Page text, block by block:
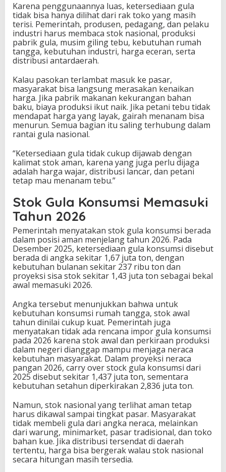
d
u
k
s
i
M
a
i
h
B
e
s
a
Karena penggunaannya luas, ketersediaan gula
tidak bisa hanya dilihat dari rak toko yang masih
terisi. Pemerintah, produsen, pedagang, dan pelaku
industri harus membaca stok nasional, produksi
pabrik gula, musim giling tebu, kebutuhan rumah
tangga, kebutuhan industri, harga eceran, serta
distribusi antardaerah.
Kalau pasokan terlambat masuk ke pasar,
masyarakat bisa langsung merasakan kenaikan
harga. Jika pabrik makanan kekurangan bahan
baku, biaya produksi ikut naik. Jika petani tebu tidak
mendapat harga yang layak, gairah menanam bisa
menurun. Semua bagian itu saling terhubung dalam
rantai gula nasional.
“Ketersediaan gula tidak cukup dijawab dengan
kalimat stok aman, karena yang juga perlu dijaga
adalah harga wajar, distribusi lancar, dan petani
tetap mau menanam tebu.”
Stok Gula Konsumsi Memasuki
Tahun 2026
Pemerintah menyatakan stok gula konsumsi berada
dalam posisi aman menjelang tahun 2026. Pada
Desember 2025, ketersediaan gula konsumsi disebut
berada di angka sekitar 1,67 juta ton, dengan
kebutuhan bulanan sekitar 237 ribu ton dan
proyeksi sisa stok sekitar 1,43 juta ton sebagai bekal
awal memasuki 2026.
Angka tersebut menunjukkan bahwa untuk
kebutuhan konsumsi rumah tangga, stok awal
tahun dinilai cukup kuat. Pemerintah juga
menyatakan tidak ada rencana impor gula konsumsi
pada 2026 karena stok awal dan perkiraan produksi
dalam negeri dianggap mampu menjaga neraca
kebutuhan masyarakat. Dalam proyeksi neraca
pangan 2026, carry over stock gula konsumsi dari
2025 disebut sekitar 1,437 juta ton, sementara
kebutuhan setahun diperkirakan 2,836 juta ton.
Namun, stok nasional yang terlihat aman tetap
harus dikawal sampai tingkat pasar. Masyarakat
tidak membeli gula dari angka neraca, melainkan
dari warung, minimarket, pasar tradisional, dan toko
bahan kue. Jika distribusi tersendat di daerah
tertentu, harga bisa bergerak walau stok nasional
secara hitungan masih tersedia.